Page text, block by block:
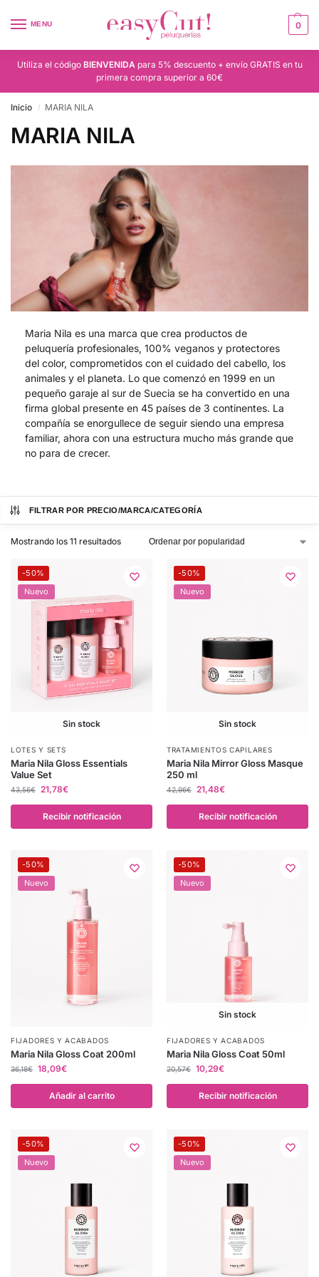
MENU 0
Utiliza el código BIENVENIDApara 5% descuento + envío GRATIS en tu
primera compra superior a 60€
Inicio / MARIA NILA
MARIA NILA
Maria Nila es una marca que crea productos de
peluquería profesionales, 100% veganos y protectores
del color, comprometidos con el cuidado del cabello, los
animales y el planeta. Lo que comenzó en 1999 en un
pequeño garaje al sur de Suecia se ha convertido en una
firma global presente en 45 países de 3 continentes. La
compañía se enorgullece de seguir siendo una empresa
familiar, ahora con una estructura mucho más grande que
no para de crecer.
FILTRAR POR PRECIO/MARCA/CATEGORÍA
Mostrando los 11 resultados
-50%
Nuevo
Sin stock
LOTES Y SETS
Maria Nila Gloss Essentials
Value Set
43,56€ 21,78€
Recibir notificación
-50%
Nuevo
Sin stock
TRATAMIENTOS CAPILARES
Maria Nila Mirror Gloss Masque
250 ml
42,96€ 21,48€
Recibir notificación
-50%
Nuevo
FIJADORES Y ACABADOS
Maria Nila Gloss Coat 200ml
36,18€ 18,09€
Añadir al carrito
-50%
Nuevo
Sin stock
FIJADORES Y ACABADOS
Maria Nila Gloss Coat 50ml
20,57€ 10,29€
Recibir notificación
-50%
Nuevo
-50%
Nuevo